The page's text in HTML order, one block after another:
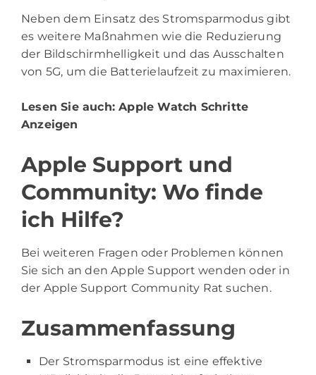
Neben dem Einsatz des Stromsparmodus gibt
es weitere Maßnahmen wie die Reduzierung
der Bildschirmhelligkeit und das Ausschalten
von 5G, um die Batterielaufzeit zu maximieren.
Lesen Sie auch:Apple Watch Schritte
Anzeigen
Apple Support und
Community: Wo finde
ich Hilfe?
Bei weiteren Fragen oder Problemen können
Sie sich an den Apple Support wenden oder in
der Apple Support Community Rat suchen.
Zusammenfassung
Der Stromsparmodus ist eine effektive